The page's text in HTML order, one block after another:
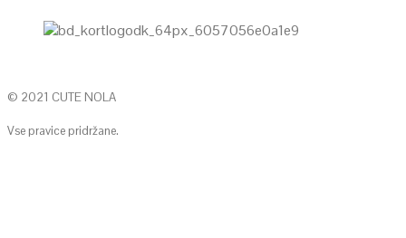
© 2021 CUTE NOLA
Vse pravice pridržane.